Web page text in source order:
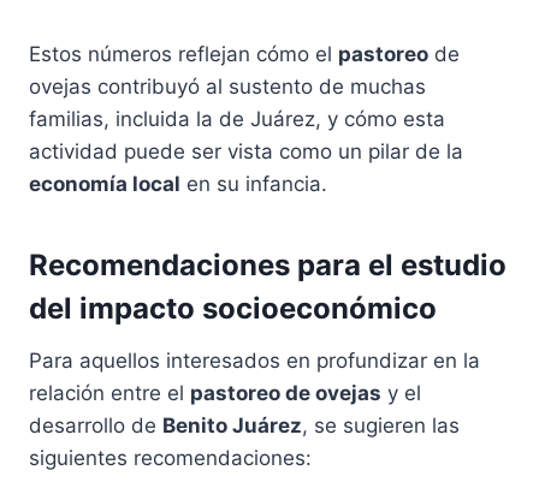
Estos números reflejan cómo el pastoreo de
ovejas contribuyó al sustento de muchas
familias, incluida la de Juárez, y cómo esta
actividad puede ser vista como un pilar de la
economía local en su infancia.
Recomendaciones para el estudio
del impacto socioeconómico
Para aquellos interesados en profundizar en la
relación entre el pastoreo de ovejas y el
desarrollo de Benito Juárez, se sugieren las
siguientes recomendaciones: